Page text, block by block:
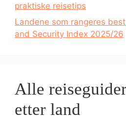
praktiske reisetips
Landene som rangeres
and Security Index 2025/26
Alle
etter land